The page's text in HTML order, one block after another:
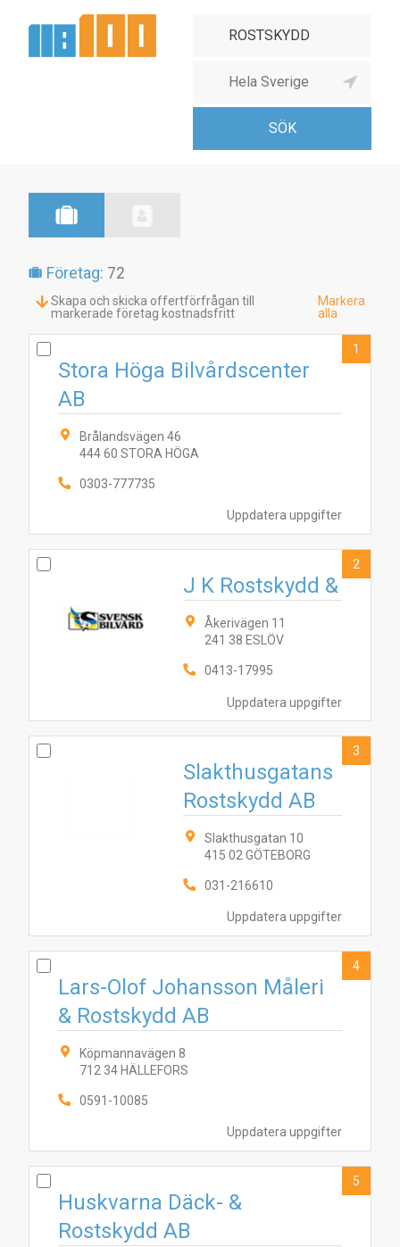
Företag: 72
Skapa och skicka offertförfrågan till
markerade företag kostnadsfritt
Markera
alla
Uppdatera uppgifter
Stora Höga Bilvårdscenter
AB
Brålandsvägen 46
444 60 STORA HÖGA
0303-777735
1
Uppdatera uppgifter
J K Rostskydd &
Åkerivägen 11
241 38 ESLÖV
0413-17995
2
Uppdatera uppgifter
Slakthusgatans
Rostskydd AB
Slakthusgatan 10
415 02 GÖTEBORG
031-216610
3
Uppdatera uppgifter
Lars-Olof Johansson Måleri
& Rostskydd AB
Köpmannavägen 8
712 34 HÄLLEFORS
0591-10085
4
Huskvarna Däck- &
Rostskydd AB
5